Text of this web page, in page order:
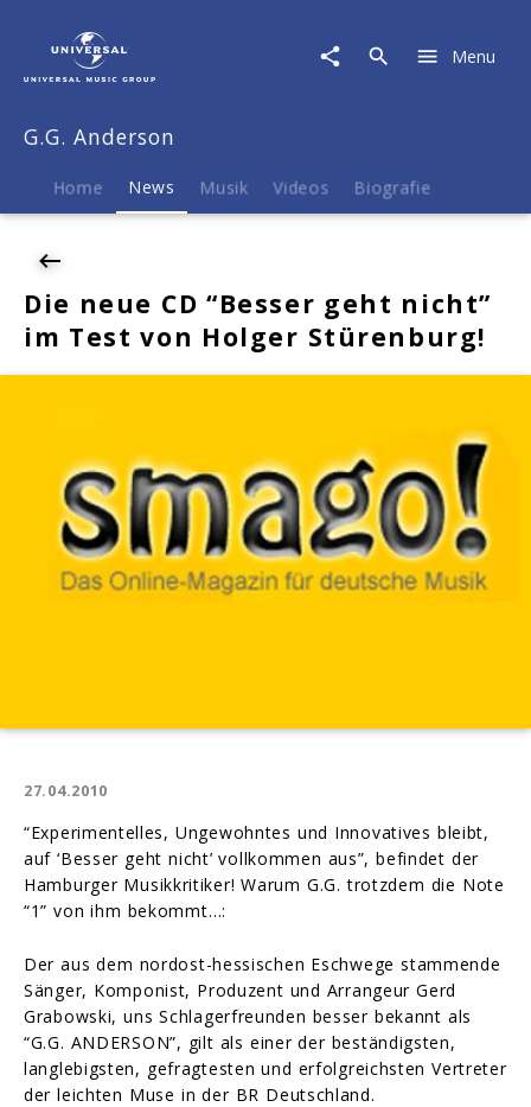
Anderson
News
Die
"Besser
nicht"
Test
von
Menu
G.G. Anderson
Home News Musik Videos Biografie
Die neue CD “Besser geht nicht”
im Test von Holger Stürenburg!
27.04.2010
“Experimentelles, Ungewohntes und Innovatives bleibt,
auf ‘Besser geht nicht’ vollkommen aus”, befindet der
Hamburger Musikkritiker! Warum G.G. trotzdem die Note
“1” von ihm bekommt…:
Der aus dem nordost-hessischen Eschwege stammende
Sänger, Komponist, Produzent und Arrangeur Gerd
Grabowski, uns Schlagerfreunden besser bekannt als
“G.G. ANDERSON”, gilt als einer der beständigsten,
langlebigsten, gefragtesten und erfolgreichsten Vertreter
der leichten Muse in der BR Deutschland.